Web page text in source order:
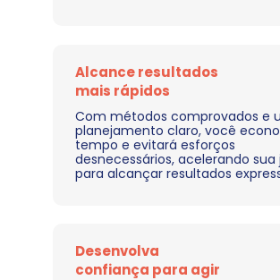
Desenvolva
confiança para agir
Alcance resultados
mais rápidos
Com métodos comprovados e
planejamento claro, você
tempo e evitará esforços
desnecessários, acelerando sua
para alcançar resultados